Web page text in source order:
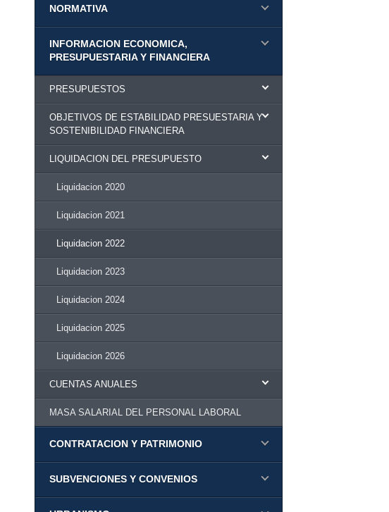
NORMATIVA
INFORMACION ECONOMICA,
PRESUPUESTARIA Y FINANCIERA
PRESUPUESTOS
OBJETIVOS DE ESTABILIDAD PRESUESTARIA Y
SOSTENIBILIDAD FINANCIERA
LIQUIDACION DEL PRESUPUESTO
Liquidacion 2020
Liquidacion 2021
Liquidacion 2022
Liquidacion 2023
Liquidacion 2024
Liquidacion 2025
Liquidacion 2026
CUENTAS ANUALES
MASA SALARIAL DEL PERSONAL LABORAL
CONTRATACION Y PATRIMONIO
SUBVENCIONES Y CONVENIOS